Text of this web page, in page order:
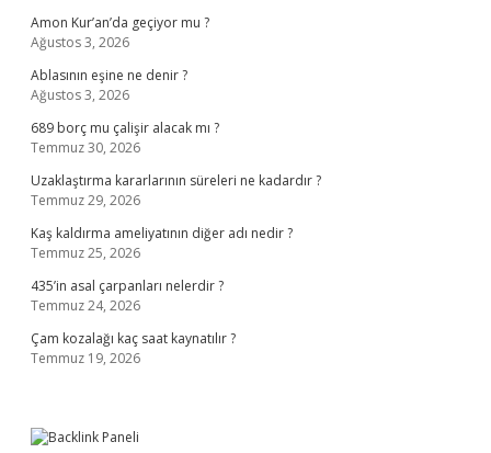
Amon Kur’an’da geçiyor mu ?
Ağustos 3, 2026
Ablasının eşine ne denir ?
Ağustos 3, 2026
689 borç mu çalişir alacak mı ?
Temmuz 30, 2026
Uzaklaştırma kararlarının süreleri ne kadardır ?
Temmuz 29, 2026
Kaş kaldırma ameliyatının diğer adı nedir ?
Temmuz 25, 2026
435’in asal çarpanları nelerdir ?
Temmuz 24, 2026
Çam kozalağı kaç saat kaynatılır ?
Temmuz 19, 2026